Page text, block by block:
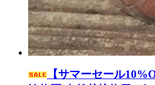
【サマーセール